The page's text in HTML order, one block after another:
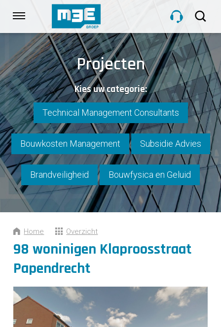
links
Spring
naar
de
inhoud
Spring
naar
navigatie
HOME
DIENSTEN
PROJECTEN
OVER M3E
NIEUWS
CONTACT
Projecten
Kies uw categorie:
Technical Management Consultants
Bouwkosten Management Subsidie Advies
Brandveiligheid Bouwfysica en Geluid
Home Overzicht
98 woninigen Klaproosstraat
Papendrecht